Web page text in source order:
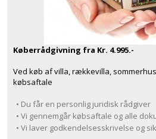
Køberrådgivning fra Kr. 4.995.-
Ved køb af villa, rækkevilla,
købsaftale
• Du får en personlig juridisk rådgiver
• Vi gennemgår købsaftale og alle
• Vi laver godkendelsesskrivelse og